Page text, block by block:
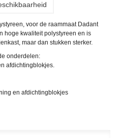
voor de raammaat Dadant
hoge kwaliteit polystyreen en is
maar dan stukken sterker.
onderdelen:
afdichtingblokjes.
en afdichtingblokjes